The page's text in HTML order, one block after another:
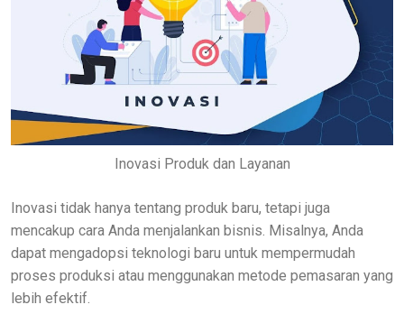
Inovasi Produk dan Layanan
Inovasi tidak hanya tentang produk baru, tetapi juga
mencakup cara Anda menjalankan bisnis. Misalnya, Anda
dapat mengadopsi teknologi baru untuk mempermudah
proses produksi atau menggunakan metode pemasaran yang
lebih efektif.